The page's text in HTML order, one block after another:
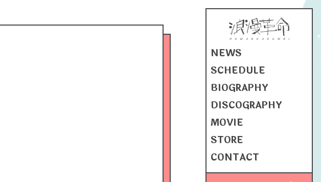
NEWS
SCHEDULE
BIOGRAPHY
DISCOGRAPHY
MOVIE
STORE
CONTACT